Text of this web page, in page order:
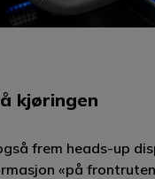
kjøringen
frem heads-up
«på